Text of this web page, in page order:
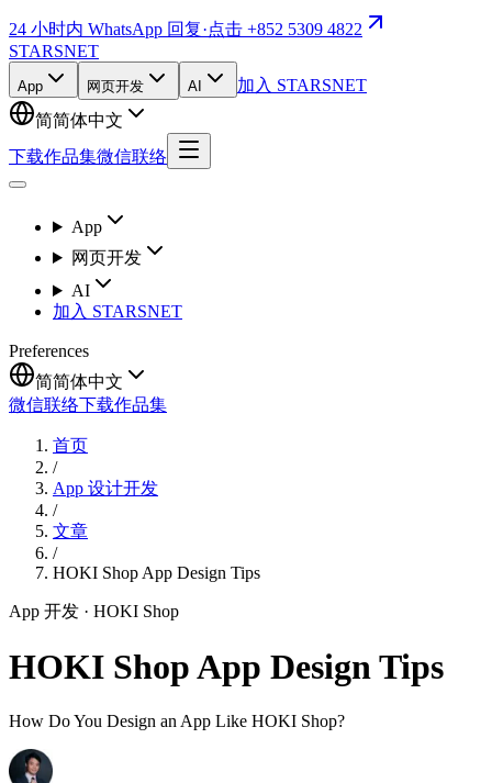
24 小时内 WhatsApp 回复·点击 +852 5309 4822
STARSNET
App 网页开发 AI
加入 STARSNET
简简体中文
下载作品集微信联络
App
网页开发
AI
加入 STARSNET
Preferences
简简体中文
微信联络下载作品集
首页
/
App 设计开发
/
文章
/
HOKI Shop App Design Tips
App 开发 · HOKI Shop
HOKI Shop App Design Tips
How Do You Design an App Like HOKI Shop?